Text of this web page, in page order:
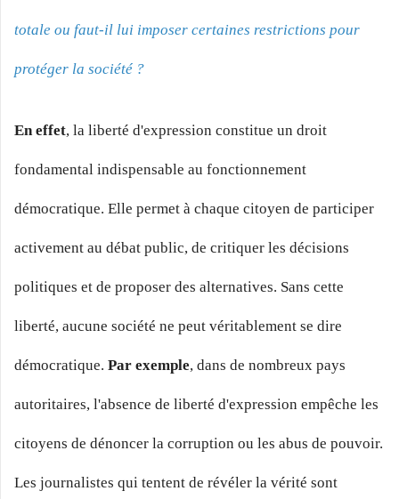
totale ou faut-il lui imposer certaines restrictions pour
protéger la société ?
En effet, la liberté d'expression constitue un droit
fondamental indispensable au fonctionnement
démocratique. Elle permet à chaque citoyen de participer
activement au débat public, de critiquer les décisions
politiques et de proposer des alternatives. Sans cette
liberté, aucune société ne peut véritablement se dire
démocratique. Par exemple, dans de nombreux pays
autoritaires, l'absence de liberté d'expression empêche les
citoyens de dénoncer la corruption ou les abus de pouvoir.
Les journalistes qui tentent de révéler la vérité sont